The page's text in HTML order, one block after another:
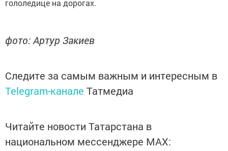
гололедице на дорогах.
фото: Артур Закиев
Следите за самым важным и интересным в
Telegram-канале Татмедиа
Читайте новости Татарстана в
национальном мессенджере MАХ: